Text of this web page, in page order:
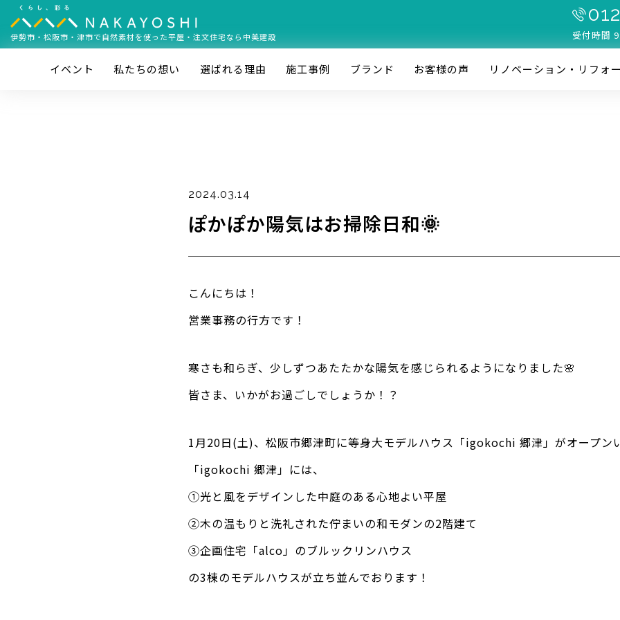
伊勢市・松阪市・津市で自然素材を使った平屋・注文住宅なら中美建設 受付時間
イベント 私たちの想い 選ばれる理由 施⼯事例 ブランド お客様の声 リノベーション・リフォ
2024.03.14
ぽかぽか陽気はお掃除日和🌞
こんにちは！
営業事務の行方です！
寒さも和らぎ、少しずつあたたかな陽気を感じられるようになりました🌸
皆さま、いかがお過ごしでしょうか！？
1月20日(土)、松阪市郷津町に等身大モデルハウス「igokochi 郷津」がオープン
「igokochi 郷津」には、
①光と風をデザインした中庭のある心地よい平屋
②木の温もりと洗礼された佇まいの和モダンの2階建て
③企画住宅「alco」のブルックリンハウス
の3棟のモデルハウスが立ち並んでおります！